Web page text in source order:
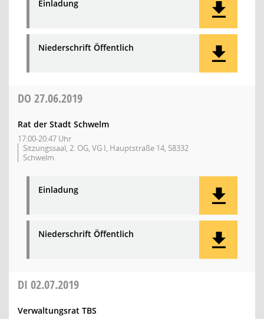
Einladung
Niederschrift Öffentlich
DO 27.06.2019
Rat der Stadt Schwelm
17:00-20:47 Uhr
Sitzungssaal, 2. OG, VG I, Hauptstraße 14, 58332
Schwelm
Einladung
Niederschrift Öffentlich
DI 02.07.2019
Verwaltungsrat TBS